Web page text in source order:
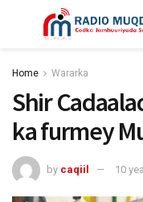
Home Wararka
Shir
ka furmey
by caqiil 10